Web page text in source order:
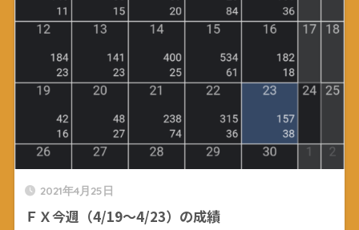
2021年4月25日
ＦＸ今週（4/19～4/23）の成績